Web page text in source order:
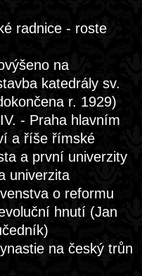
radnice - roste
na
katedrály sv.
r. 1929)
- Praha hlavním
a říše římské
a první univerzity
univerzita
o reformu
hnutí (Jan
na český trůn